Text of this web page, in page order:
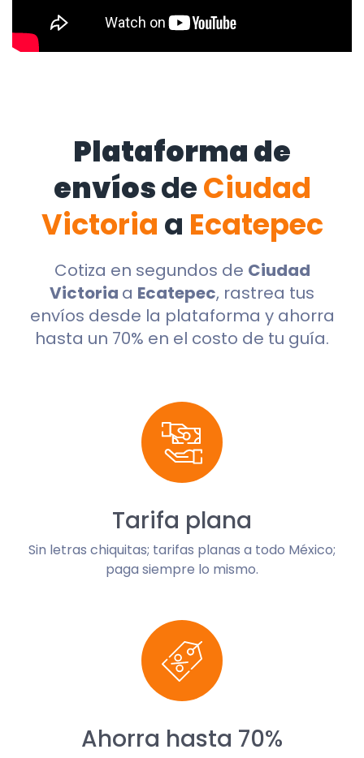
Plataforma de
envíosdeCiudad
Victoria a Ecatepec
Cotiza en segundos de Ciudad
Victoria a Ecatepec, rastrea tus
envíos desde la plataforma y ahorra
hasta un 70% en el costo de tu guía.
Tarifa plana
Sin letras chiquitas; tarifas planas a todo México;
paga siempre lo mismo.
Ahorra hasta 70%